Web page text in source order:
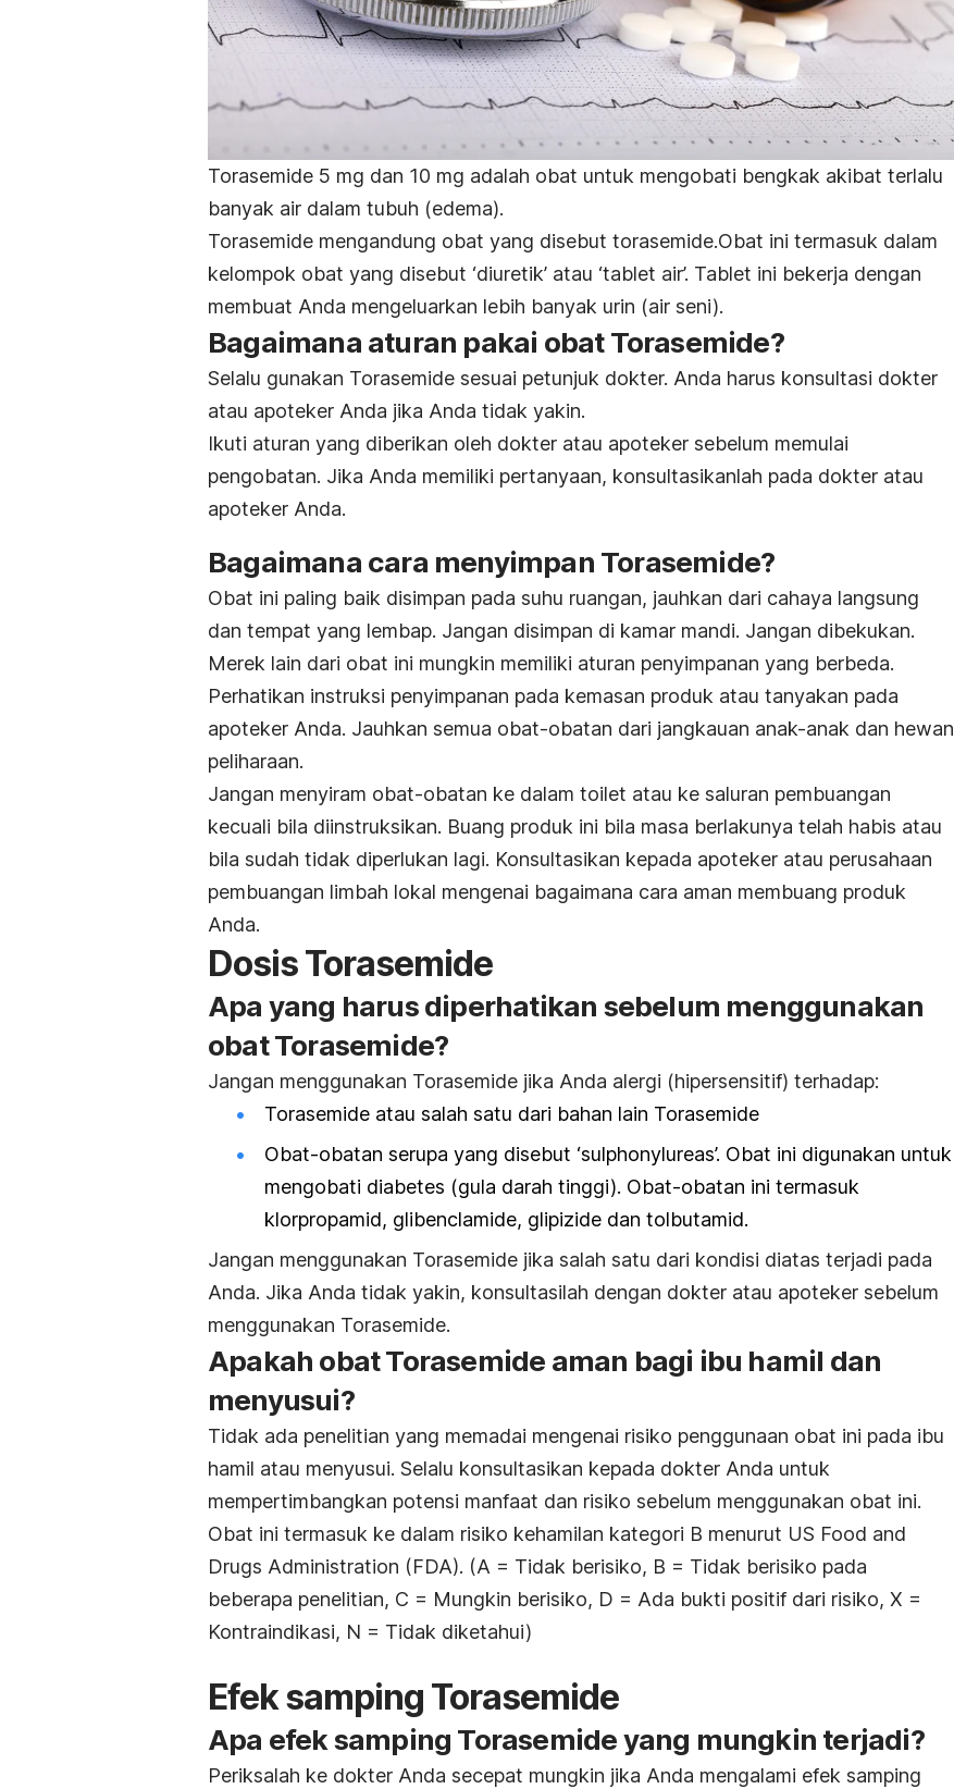
Torasemide 5 mg dan 10 mg adalah obat untuk mengobati bengkak akibat terlalu
banyak air dalam tubuh (edema).
Torasemide mengandung obat yang disebut torasemide.Obat ini termasuk dalam
kelompok obat yang disebut ‘diuretik’ atau ‘tablet air’. Tablet ini bekerja dengan
membuat Anda mengeluarkan lebih banyak urin (air seni).
Bagaimana aturan pakai obat Torasemide?
Selalu gunakan Torasemide sesuai petunjuk dokter. Anda harus konsultasi dokter
atau apoteker Anda jika Anda tidak yakin.
Ikuti aturan yang diberikan oleh dokter atau apoteker sebelum memulai
pengobatan. Jika Anda memiliki pertanyaan, konsultasikanlah pada dokter atau
apoteker Anda.
Bagaimana cara menyimpan Torasemide?
Obat ini paling baik disimpan pada suhu ruangan, jauhkan dari cahaya langsung
dan tempat yang lembap. Jangan disimpan di kamar mandi. Jangan dibekukan.
Merek lain dari obat ini mungkin memiliki aturan penyimpanan yang berbeda.
Perhatikan instruksi penyimpanan pada kemasan produk atau tanyakan pada
apoteker Anda. Jauhkan semua obat-obatan dari jangkauan anak-anak dan hewan
peliharaan.
Jangan menyiram obat-obatan ke dalam toilet atau ke saluran pembuangan
kecuali bila diinstruksikan. Buang produk ini bila masa berlakunya telah habis atau
bila sudah tidak diperlukan lagi. Konsultasikan kepada apoteker atau perusahaan
pembuangan limbah lokal mengenai bagaimana cara aman membuang produk
Anda.
Dosis Torasemide
Apa yang harus diperhatikan sebelum menggunakan
obat Torasemide?
Jangan menggunakan Torasemide jika Anda alergi (hipersensitif) terhadap:
Torasemide atau salah satu dari bahan lain Torasemide
Obat-obatan serupa yang disebut ‘sulphonylureas’. Obat ini digunakan untuk
mengobati diabetes (gula darah tinggi). Obat-obatan ini termasuk
klorpropamid, glibenclamide, glipizide dan tolbutamid.
Jangan menggunakan Torasemide jika salah satu dari kondisi diatas terjadi pada
Anda. Jika Anda tidak yakin, konsultasilah dengan dokter atau apoteker sebelum
menggunakan Torasemide.
Apakah obat Torasemide aman bagi ibu hamil dan
menyusui?
Tidak ada penelitian yang memadai mengenai risiko penggunaan obat ini pada ibu
hamil atau menyusui. Selalu konsultasikan kepada dokter Anda untuk
mempertimbangkan potensi manfaat dan risiko sebelum menggunakan obat ini.
Obat ini termasuk ke dalam risiko kehamilan kategori B menurut US Food and
Drugs Administration (FDA). (A = Tidak berisiko, B = Tidak berisiko pada
beberapa penelitian, C = Mungkin berisiko, D = Ada bukti positif dari risiko, X =
Kontraindikasi, N = Tidak diketahui)
Efek samping Torasemide
Apa efek samping Torasemide yang mungkin terjadi?
Periksalah ke dokter Anda secepat mungkin jika Anda mengalami efek samping